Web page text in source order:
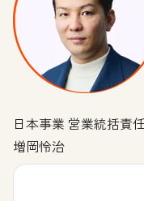
日本事業 営業統括
増岡怜治